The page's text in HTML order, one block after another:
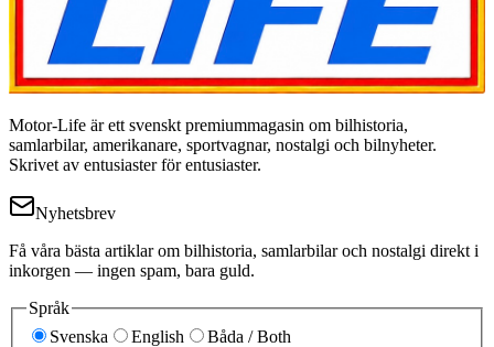
Motor-Life är ett svenskt premiummagasin om bilhistoria,
samlarbilar, amerikanare, sportvagnar, nostalgi och bilnyheter.
Skrivet av entusiaster för entusiaster.
Nyhetsbrev
Få våra bästa artiklar om bilhistoria, samlarbilar och nostalgi direkt i
inkorgen — ingen spam, bara guld.
Språk
Svenska
English Båda / Both